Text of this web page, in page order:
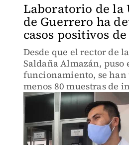
Laboratorio de la
de Guerrero ha
casos positivos
Desde que el rector de
Saldaña Almazán,
funcionamiento, se han
menos 80 muestras de
comunidad